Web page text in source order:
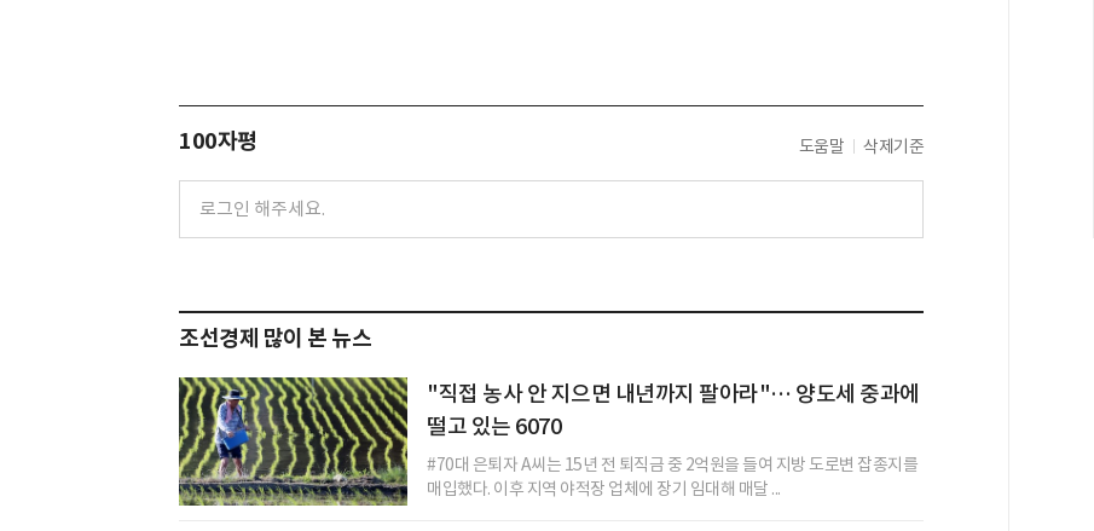
100자평 도움말 삭제기준
조선경제 많이 본 뉴스
"직접 농사 안 지으면 내년까지 팔아라"… 양도세 중과에
떨고 있는 6070
#70대 은퇴자 A씨는 15년 전 퇴직금 중 2억원을 들여 지방 도로변 잡종지를
매입했다. 이후 지역 야적장 업체에 장기 임대해 매달 ...